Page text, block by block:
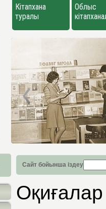
Кітапхана
туралы
Облыс
Сайт бойынша іздеу
Оқиғалар